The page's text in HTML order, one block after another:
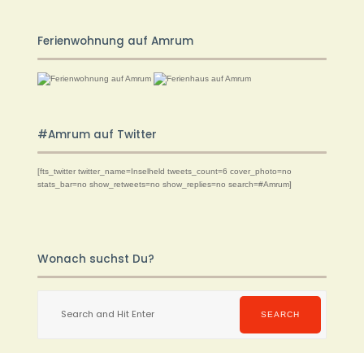
Ferienwohnung auf Amrum
#Amrum auf Twitter
[fts_twitter twitter_name=Inselheld tweets_count=6 cover_photo=no
stats_bar=no show_retweets=no show_replies=no search=#Amrum]
Wonach suchst Du?
SEARCH